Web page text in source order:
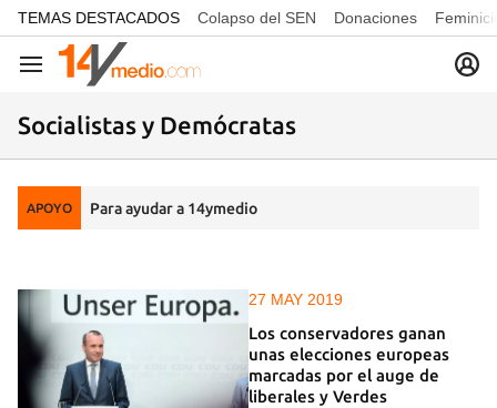
common.go-to-content
TEMAS DESTACADOS Colapso del SEN Donaciones
Navegación
Socialistas y Demócratas
APOYO Para ayudar a 14ymedio
27 MAY 2019
Los conservadores ganan
unas elecciones europeas
marcadas por el auge de
liberales y Verdes